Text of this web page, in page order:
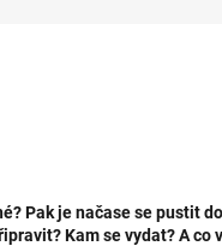
Pak je načase se pustit
Kam se vydat? A co